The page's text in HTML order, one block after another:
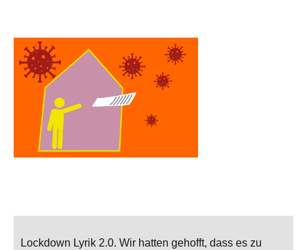
Lockdown Lyrik 2.0. Wir hatten gehofft, dass es zu